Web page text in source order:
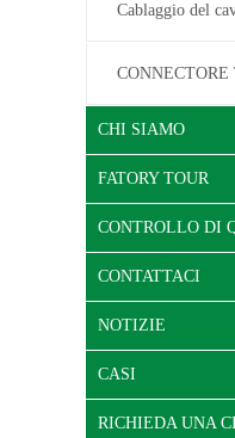
CHI SIAMO
FATORY TOUR
CONTROLLO DI
CONTATTACI
NOTIZIE
CASI
RICHIEDA UNA